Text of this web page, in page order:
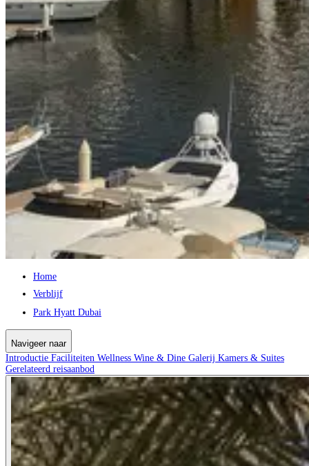
Home
Verblijf
Park Hyatt Dubai
Navigeer naar
Introductie Faciliteiten Wellness Wine & Dine Galerij Kamers & Suites
Gerelateerd reisaanbod